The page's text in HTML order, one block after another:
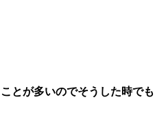
とが多いのでそうした時でも